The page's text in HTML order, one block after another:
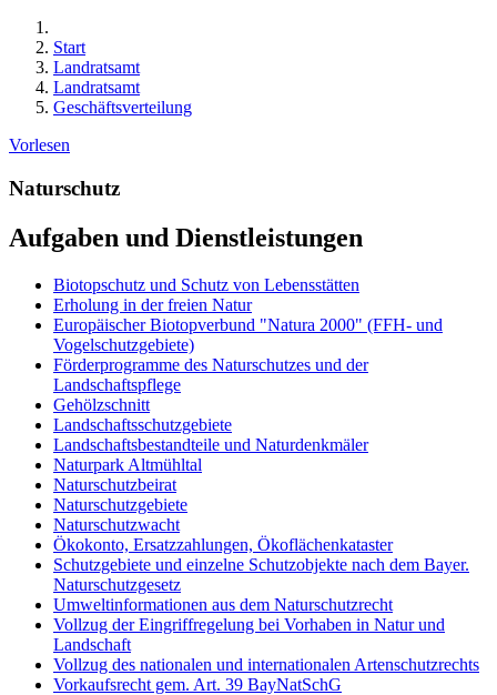
Start
Landratsamt
Landratsamt
Geschäftsverteilung
Vorlesen
Naturschutz
Aufgaben und Dienstleistungen
Biotopschutz und Schutz von Lebensstätten
Erholung in der freien Natur
Europäischer Biotopverbund "Natura 2000" (FFH- und
Vogelschutzgebiete)
Förderprogramme des Naturschutzes und der
Landschaftspflege
Gehölzschnitt
Landschaftsschutzgebiete
Landschaftsbestandteile und Naturdenkmäler
Naturpark Altmühltal
Naturschutzbeirat
Naturschutzgebiete
Naturschutzwacht
Ökokonto, Ersatzzahlungen, Ökoflächenkataster
Schutzgebiete und einzelne Schutzobjekte nach dem Bayer.
Naturschutzgesetz
Umweltinformationen aus dem Naturschutzrecht
Vollzug der Eingriffregelung bei Vorhaben in Natur und
Landschaft
Vollzug des nationalen und internationalen Artenschutzrechts
Vorkaufsrecht gem. Art. 39 BayNatSchG